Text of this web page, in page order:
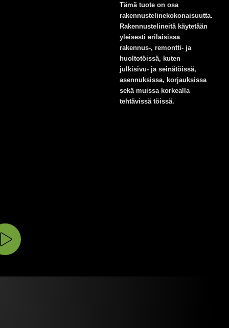
Tämä tuote on osa
rakennustelinekokonaisuutta.
Rakennustelineitä käytetään
yleisesti erilaisissa
rakennus-, remontti- ja
huoltotöissä, kuten
julkisivu- ja seinätöissä,
asennuksissa, korjauksissa
sekä muissa korkealla
tehtävissä töissä.